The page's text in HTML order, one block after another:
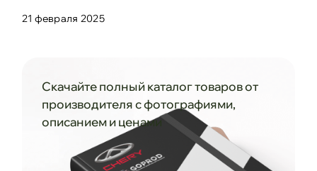
21 февраля 2025
Скачайте полный каталог товаров от
производителя с фотографиями,
описанием и ценами